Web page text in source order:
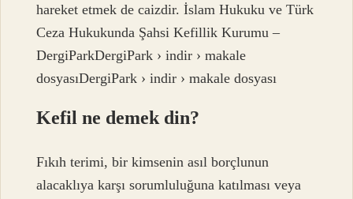
hareket etmek de caizdir. İslam Hukuku ve Türk
Ceza Hukukunda Şahsi Kefillik Kurumu –
DergiParkDergiPark › indir › makale
dosyasıDergiPark › indir › makale dosyası
Kefil ne demek din?
Fıkıh terimi, bir kimsenin asıl borçlunun
alacaklıya karşı sorumluluğuna katılması veya